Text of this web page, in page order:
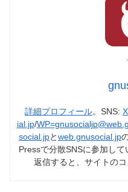
詳細プロフィール。SNS:
ial.jp/
social.jpとweb.gnusocial.jp
Pressで分散SNSに参加し
返信すると、サイトの